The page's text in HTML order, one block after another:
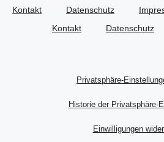
Kontakt Datenschutz
Kontakt
Datenschutz
Privatsphäre-
Historie der Privatsphäre-
Einwilligungen